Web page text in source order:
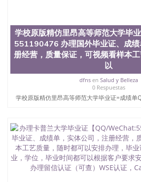
证，North Carolina State
学校原版精仿里昂高等师范大学毕
551190476 办理国外毕业证、成
册经营，质量保证，可视频看样本
以
dfnsen Salud y Belleza
0 Respuestas
学校原版精仿里昂高等师范大学毕业证=成绩单